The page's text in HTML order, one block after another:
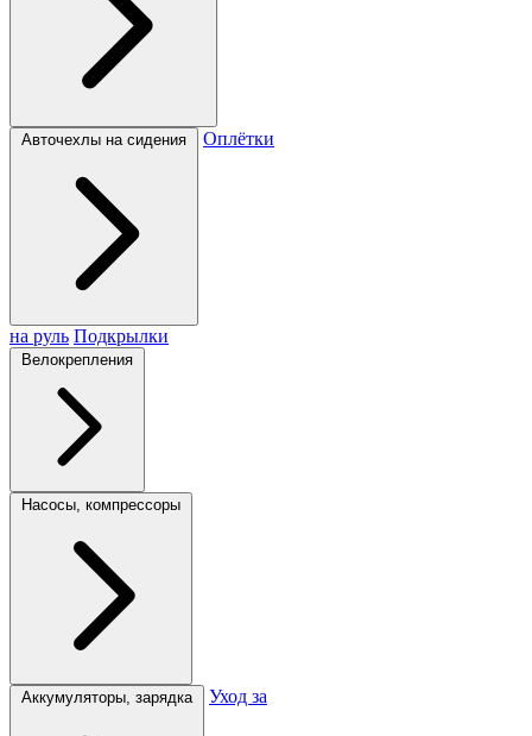
Авточехлы на сидения Оплётки
на руль Подкрылки
Велокрепления
Насосы, компрессоры
Аккумуляторы, зарядка Уход за